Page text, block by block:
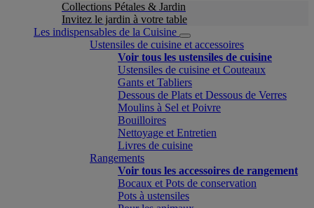
Collections Pétales & Jardin
Invitez le jardin à votre table
Les indispensables de la Cuisine
Ustensiles de cuisine et accessoires
Voir tous les ustensiles de cuisine
Ustensiles de cuisine et Couteaux
Gants et Tabliers
Dessous de Plats et Dessous de Verres
Moulins à Sel et Poivre
Bouilloires
Nettoyage et Entretien
Livres de cuisine
Rangements
Voir tous les accessoires de rangement
Bocaux et Pots de conservation
Pots à ustensiles